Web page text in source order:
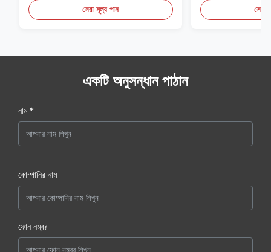
সেরা মূল্য পান সেরা
একটি অনুসন্ধান পাঠান
নাম *
কোম্পানির নাম
ফোন নম্বর